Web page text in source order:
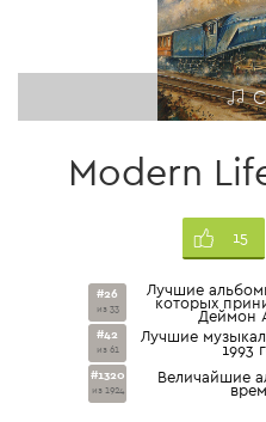
Modern
15
#26
из 33
Лучшие
которых
Деймон
#42
из 61
Лучшие
1993
#1320
из 1924
Величайшие